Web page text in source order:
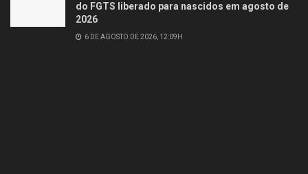
do FGTS liberado para nascidos em agosto de
2026
6 DE AGOSTO DE 2026, 12:09H